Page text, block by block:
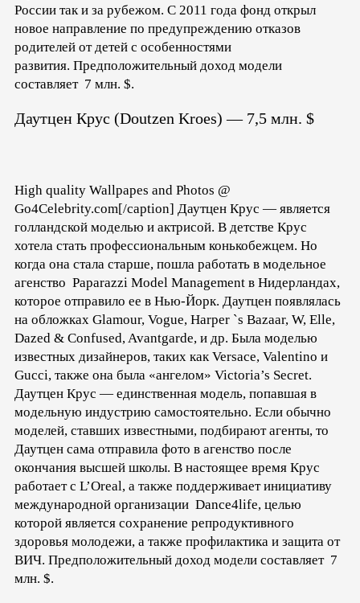
России так и за рубежом. С 2011 года фонд открыл
новое направление по предупреждению отказов
родителей от детей с особенностями
развития. Предположительный доход модели
составляет 7 млн. $.
Даутцен Крус (Doutzen Kroes) — 7,5 млн. $
High quality Wallpapes and Photos @
Go4Celebrity.com[/caption] Даутцен Крус — является
голландской моделью и актрисой. В детстве Крус
хотела стать профессиональным конькобежцем. Но
когда она стала старше, пошла работать в модельное
агенство Paparazzi Model Management в Нидерландах,
которое отправило ее в Нью-Йорк. Даутцен появлялась
на обложках Glamour, Vogue, Harper `s Bazaar, W, Elle,
Dazed & Confused, Avantgarde, и др. Была моделью
известных дизайнеров, таких как Versace, Valentino и
Gucci, также она была «ангелом» Victoria’s Secret.
Даутцен Крус — единственная модель, попавшая в
модельную индустрию самостоятельно. Если обычно
моделей, ставших известными, подбирают агенты, то
Даутцен сама отправила фото в агенство после
окончания высшей школы. В настоящее время Крус
работает с L’Oreal, а также поддерживает инициативу
международной организации Dance4life, целью
которой является сохранение репродуктивного
здоровья молодежи, а также профилактика и защита от
ВИЧ. Предположительный доход модели составляет 7
млн. $.